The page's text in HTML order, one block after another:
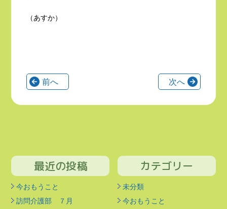
（あすか）
前へ 次へ
最近の投稿
今おもうこと
訪問介護部 ７月
カテゴリー
未分類
今おもうこと